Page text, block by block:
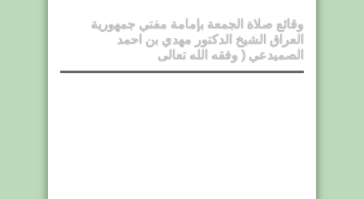
وقائع صلاة الجمعة بإمامة مفتي جمهورية
العراق الشيخ الدكتور مهدي بن احمد
الصميدعي ( وفقه الله تعالى